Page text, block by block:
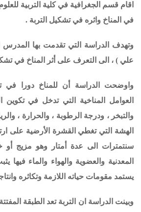
اقام قسم الجغرافية في كلية التربية
في المناخ واثره في تشكيل التربة .
وتهدف الدراسة التي تقدمت بها
علي ) ، الى التعرف على أثر المناخ في
واوضحت الدراسة أن للمناخ دورا في
العوامل المناخية التي تدخل في
والتبخر ، ودرجة الرطوبة ، والحرارة ،
الهشة التي تغطي القشرة الأرضية على
سنتمترات الى عدة أمتار وهو مزيج أو
المعدنية والعضوية والهواء والماء فيها
يستمد مقومات حياته اللازمة وتكاثره
وبينت الدراسة ان التربة تعد الطبقة